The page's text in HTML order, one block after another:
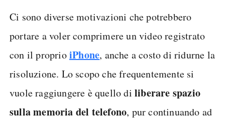
Ci sono diverse motivazioni che potrebbero
portare a voler comprimere un video registrato
con il proprioiPhone, anche a costo di ridurne la
risoluzione. Lo scopo che frequentemente si
vuole raggiungere è quello di liberare spazio
sulla memoria del telefono, pur continuando ad